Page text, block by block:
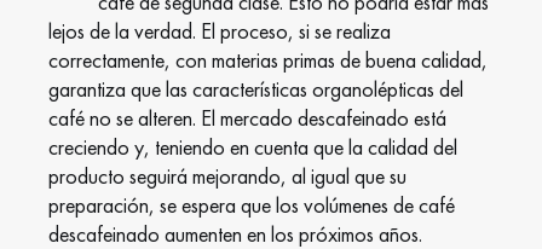
lejos de la verdad. El proceso, si se realiza
correctamente, con materias primas de buena calidad,
garantiza que las características organolépticas del
café no se alteren. El mercado descafeinado está
creciendo y, teniendo en cuenta que la calidad del
producto seguirá mejorando, al igual que su
preparación, se espera que los volúmenes de café
descafeinado aumenten en los próximos años.